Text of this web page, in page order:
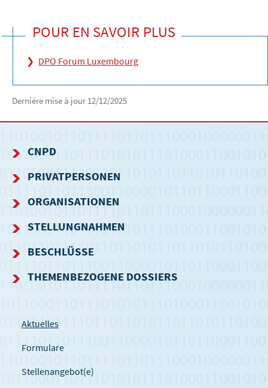
POUR EN SAVOIR PLUS
DPO Forum Luxembourg
Dernière mise à jour 12/12/2025
NAVIGATIONSMENÜ
CNPD
PRIVATPERSONEN
ORGANISATIONEN
STELLUNGNAHMEN
BESCHLÜSSE
THEMENBEZOGENE DOSSIERS
Aktuelles
Formulare
Stellenangebot(e)